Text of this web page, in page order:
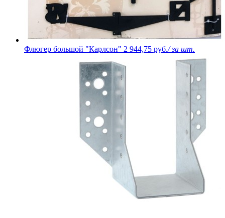
Флюгер большой "Карлсон" 2 944,75 руб./ за шт.